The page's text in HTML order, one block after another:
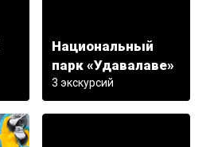
Национальный
парк «Удавалаве»
3 экскурсий